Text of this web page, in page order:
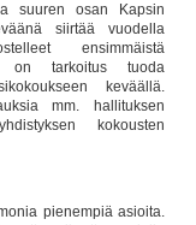
suuren osan Kapsin
siirtää vuodella
ensimmäistä
on tarkoitus tuoda
keväällä.
mm. hallituksen
kokousten
pienempiä asioita.